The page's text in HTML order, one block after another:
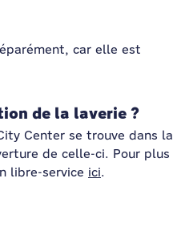
car elle est
de la laverie ?
Center se trouve dans la
de celle-ci. Pour plus
libre-service ici.